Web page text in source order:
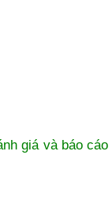
giá và báo cáo